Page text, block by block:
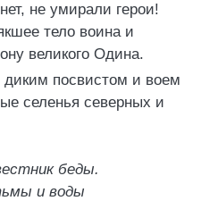
не умирали герои!
тело воина и
великого Одина.
посвистом и воем
селенья северных и
беды.
и воды